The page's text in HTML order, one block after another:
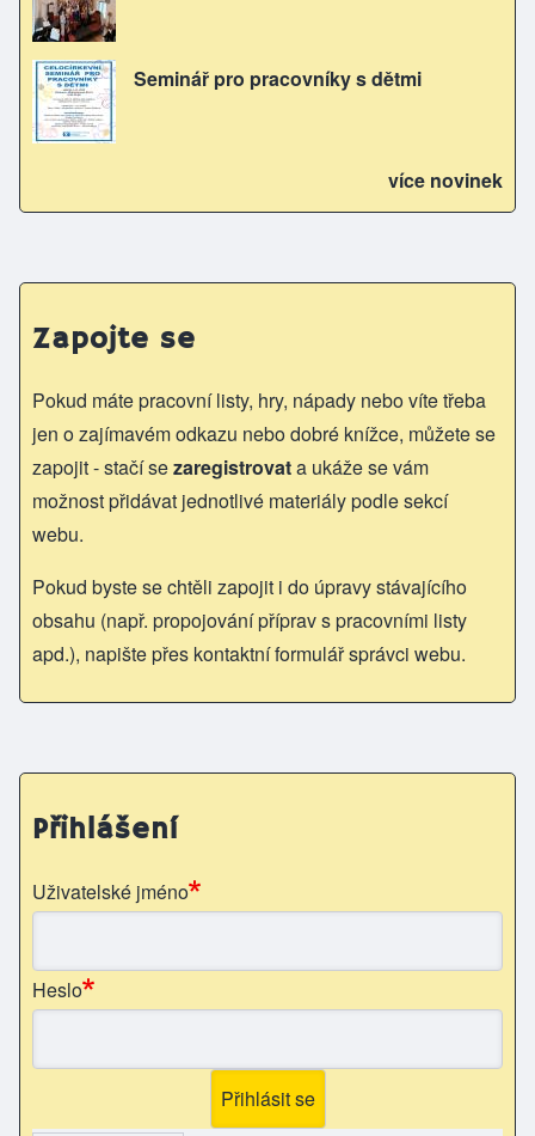
Seminář pro pracovníky s dětmi
více novinek
Zapojte se
Pokud máte pracovní listy, hry, nápady nebo víte třeba
jen o zajímavém odkazu nebo dobré knížce, můžete se
zapojit - stačí sezaregistrovata ukáže se vám
možnost přidávat jednotlivé materiály podle sekcí
webu.
Pokud byste se chtěli zapojit i do úpravy stávajícího
obsahu (např. propojování příprav s pracovními listy
apd.), napište přes kontaktní formulář správci webu.
Přihlášení
Uživatelské jméno
Heslo